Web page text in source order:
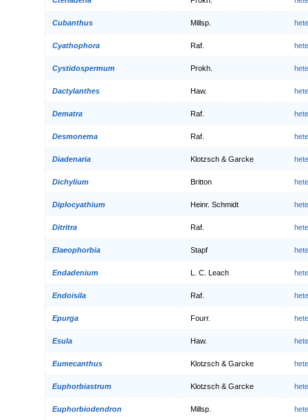
Cubanthus Millsp.
Cyathophora Raf.
Cystidospermum Prokh.
Dactylanthes Haw.
Dematra Raf.
Desmonema Raf.
Diadenaria Klotzsch & Garcke
Dichylium Britton
Diplocyathium Heinr. Schmidt
Ditritra Raf.
Elaeophorbia Stapf
Endadenium L. C. Leach
Endoisila Raf.
Epurga Fourr.
Esula Haw.
Eumecanthus Klotzsch & Garcke
Euphorbiastrum Klotzsch & Garcke
Euphorbiodendron Millsp.